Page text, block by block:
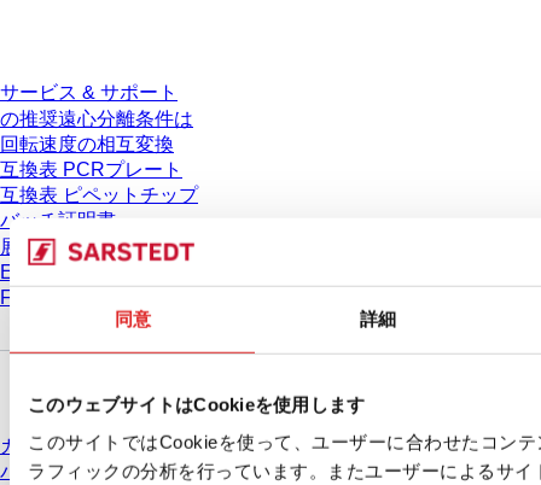
同意 詳細
このウェブサイトはCookieを使用します
このサイトではCookieを使って、ユーザーに合わせたコン
ラフィックの分析を行っています。またユーザーによるサ
サービス & サポート
の推奨遠心分離条件は
回転速度の相互変換
互換表 PCRプレート
互換表 ピペットチップ
バッチ証明書
展示会 & 学会
Eラーニング
FAQ
カタログ
パンフレット